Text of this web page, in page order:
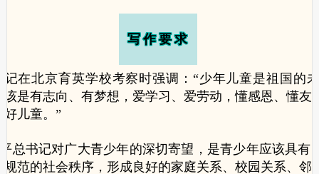
写作要求
在北京育英学校考察时强调：“少年儿童是祖国的
是有志向、有梦想，爱学习、爱劳动，懂感恩、懂友
儿童。”
总书记对广大青少年的深切寄望，是青少年应该具有
范的社会秩序，形成良好的家庭关系、校园关系、邻